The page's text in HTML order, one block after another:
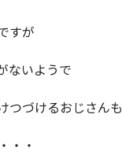
すが
ないようで
つづけるおじさんも
・・